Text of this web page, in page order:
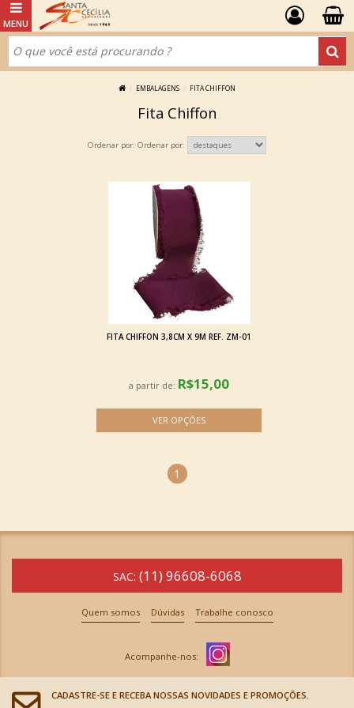
EMBALAGENS FITA CHIFFON
Fita Chiffon
Ordenar por:
FITA CHIFFON 3,8CM X 9M REF. ZM-01
a partir de: R$15,00
1
SAC: (11) 96608-6068
Quem somos Dúvidas Trabalhe conosco
CADASTRE-SE E RECEBA NOSSAS NOVIDADES E PROMOÇÕES.